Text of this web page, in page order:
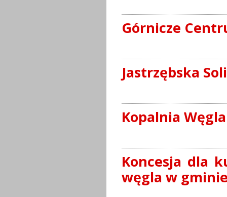
Górnicze
Jastrzębska
Kopalnia
Koncesja dla
węgla w